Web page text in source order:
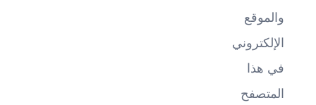
والموقع
الإلكتروني
في هذا
المتصفح